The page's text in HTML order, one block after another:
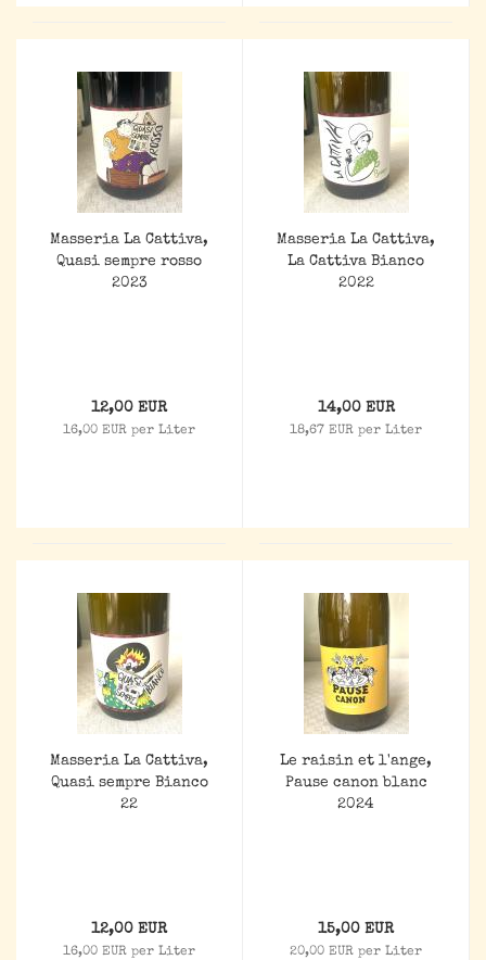
Masseria La Cattiva,
Quasi sempre rosso
2023
12,00 EUR
16,00 EUR per Liter
Masseria La Cattiva,
La Cattiva Bianco
2022
14,00 EUR
18,67 EUR per Liter
Masseria La Cattiva,
Quasi sempre Bianco
22
12,00 EUR
16,00 EUR per Liter
Le raisin et l'ange,
Pause canon blanc
2024
15,00 EUR
20,00 EUR per Liter